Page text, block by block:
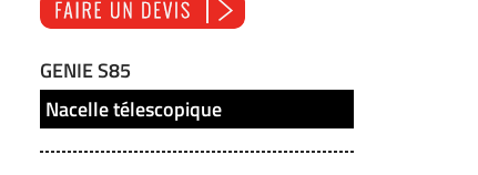
GENIE S85
Nacelle télescopique